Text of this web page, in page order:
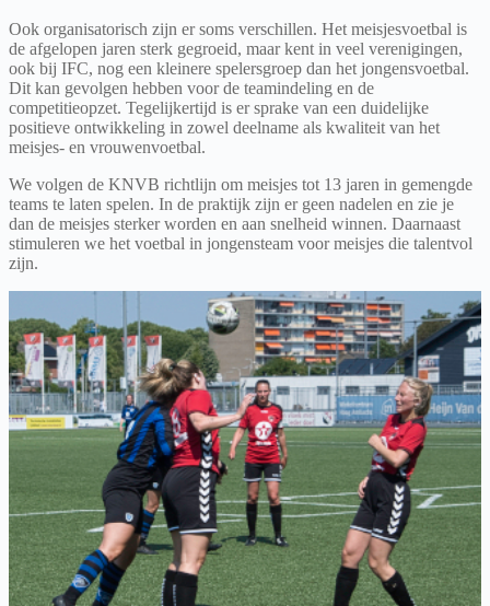
Ook organisatorisch zijn er soms verschillen. Het meisjesvoetbal is
de afgelopen jaren sterk gegroeid, maar kent in veel verenigingen,
ook bij IFC, nog een kleinere spelersgroep dan het jongensvoetbal.
Dit kan gevolgen hebben voor de teamindeling en de
competitieopzet. Tegelijkertijd is er sprake van een duidelijke
positieve ontwikkeling in zowel deelname als kwaliteit van het
meisjes- en vrouwenvoetbal.
We volgen de KNVB richtlijn om meisjes tot 13 jaren in gemengde
teams te laten spelen. In de praktijk zijn er geen nadelen en zie je
dan de meisjes sterker worden en aan snelheid winnen. Daarnaast
stimuleren we het voetbal in jongensteam voor meisjes die talentvol
zijn.